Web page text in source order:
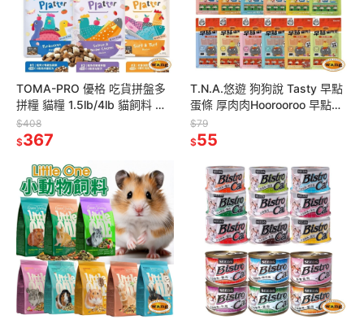
TOMA-PRO 優格 吃貨拼盤多
拼糧 貓糧 1.5lb/4lb 貓飼料 凍
乾飼料 無穀飼料 貓凍乾『林口
旗艦店』
$408
$367
T.N.A.悠遊 狗狗說 Tasty 早點
蛋條 厚肉肉Hoorooroo 早點貓
肉泥 貓肉泥 狗蒸蛋 狗零食『林
口旗艦店
$79
$55